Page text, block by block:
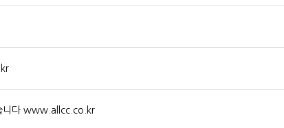
니다 www.allcc.co.kr